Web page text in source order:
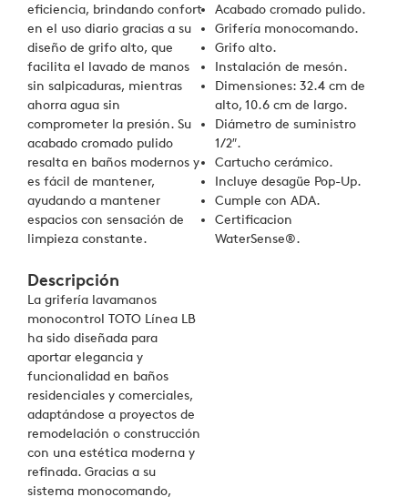
eficiencia, brindando confort
en el uso diario gracias a su
diseño de grifo alto, que
facilita el lavado de manos
sin salpicaduras, mientras
ahorra agua sin
comprometer la presión. Su
acabado cromado pulido
resalta en baños modernos y
es fácil de mantener,
ayudando a mantener
espacios con sensación de
limpieza constante.
Descripción
La grifería lavamanos
monocontrol TOTO Línea LB
ha sido diseñada para
aportar elegancia y
funcionalidad en baños
residenciales y comerciales,
adaptándose a proyectos de
remodelación o construcción
con una estética moderna y
refinada. Gracias a su
sistema monocomando,
Acabado cromado pulido.
Grifería monocomando.
Grifo alto.
Instalación de mesón.
Dimensiones: 32.4 cm de
alto, 10.6 cm de largo.
Diámetro de suministro
1/2″.
Cartucho cerámico.
Incluye desagüe Pop-Up.
Cumple con ADA.
Certificacion
WaterSense®.